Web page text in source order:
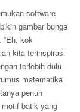
software
gambar bunga
“Eh, kok
kita terinspirasi
terlebih dulu
matematika
penuh
batik yang